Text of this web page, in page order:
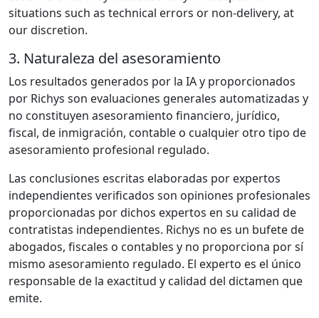
situations such as technical errors or non-delivery, at
our discretion.
3. Naturaleza del asesoramiento
Los resultados generados por la IA y proporcionados
por Richys son evaluaciones generales automatizadas y
no constituyen asesoramiento financiero, jurídico,
fiscal, de inmigración, contable o cualquier otro tipo de
asesoramiento profesional regulado.
Las conclusiones escritas elaboradas por expertos
independientes verificados son opiniones profesionales
proporcionadas por dichos expertos en su calidad de
contratistas independientes. Richys no es un bufete de
abogados, fiscales o contables y no proporciona por sí
mismo asesoramiento regulado. El experto es el único
responsable de la exactitud y calidad del dictamen que
emite.